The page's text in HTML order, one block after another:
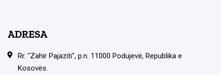
ADRESA
Rr. "Zahir Pajaziti", p.n. 11000 Podujevë, Republika e
Kosovës.